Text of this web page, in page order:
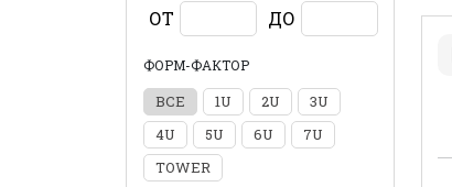
ОТ ДО
ФОРМ-ФАКТОР
ВСЕ 1U 2U
3U
4U
5U 6U
7U
TOWER